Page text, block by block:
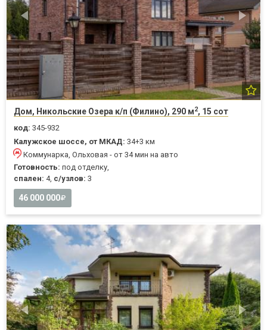
Дом, Никольские Озера к/п (Филино), 290 м2, 15 сот
код: 345-932
Калужское шоссе, от МКАД: 34+3 км
Коммунарка, Ольховая - от 34 мин на авто
Готовность: под отделку,
спален: 4, с/узлов: 3
46 000 000